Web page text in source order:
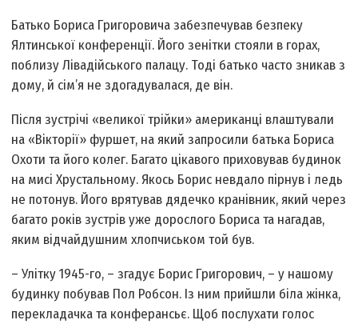
Батько Бориса Григоровича забезпечував безпеку
Ялтинської конференції. Його зенітки стояли в горах,
поблизу Лівадійського палацу. Тоді батько часто зникав з
дому, й сім’я не здогадувалася, де він.
Після зустрічі «великої трійки» американці влаштували
на «Вікторії» фуршет, на який запросили батька Бориса
Охоти та його колег. Багато цікавого приховував будинок
на мисі Хрустальному. Якось Борис невдало пірнув і ледь
не потонув. Його врятував дядечко кранівник, який через
багато років зустрів уже дорослого Бориса та нагадав,
яким відчайдушним хлопчиськом той був.
– Улітку 1945-го, – згадує Борис Григорович, – у нашому
будинку побував Пол Робсон. Із ним прийшли біла жінка,
перекладачка та конферансьє. Щоб послухати голос